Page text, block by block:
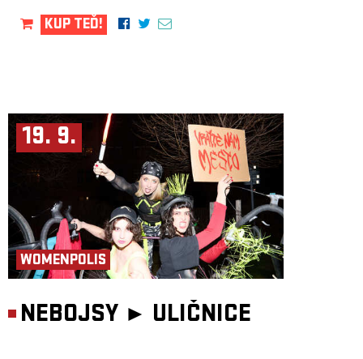
KUP TEĎ!
19. 9.
WOMENPOLIS
NEBOJSY ► ULIČNICE